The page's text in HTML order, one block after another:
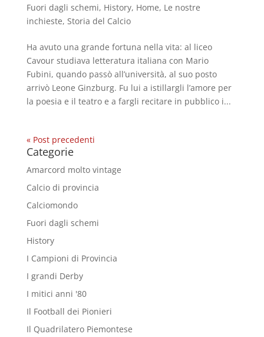
Fuori dagli schemi, History, Home, Le nostre
inchieste, Storia del Calcio
Ha avuto una grande fortuna nella vita: al liceo
Cavour studiava letteratura italiana con Mario
Fubini, quando passò all’università, al suo posto
arrivò Leone Ginzburg. Fu lui a istillargli l’amore per
la poesia e il teatro e a fargli recitare in pubblico i...
« Post precedenti
Categorie
Amarcord molto vintage
Calcio di provincia
Calciomondo
Fuori dagli schemi
History
I Campioni di Provincia
I grandi Derby
I mitici anni '80
Il Football dei Pionieri
Il Quadrilatero Piemontese